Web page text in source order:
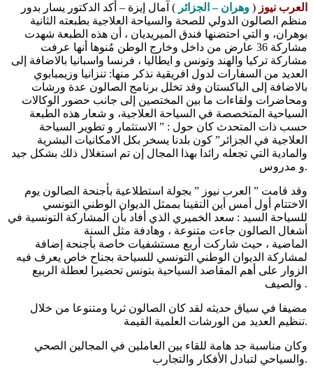
العرب نيوز ( وهران – الجزائر ) آمال إيزة – أكد الدكتور يسار بدور
منظم الصالون الدولي للصحة والسياحة العلاجية بطبعته الثانية
بوهران، و التي احتضنها فندق الميريديان ، أن هذه الطبعة شهدت
مشاركة 36 عارض من داخل وخارج الوطن مُنوها أنها عرفت
مشاركة تركيا والهند وتونس و ايطاليا ، فرنسا واسبانيا بالاضافة إلى
العديد من السفارات لدول افريقية نذكر منها: تنزانيا وزيمبابوي
بالاضافة إلى الباكستان وقد تخلل برنامج الصالون عدة ورشات
ومحاضرات ولقاءات ما بين المختصين إلى جانب حضور الوكالات
السياحية المتخصصة في السياحة العلاجية، و شعار هذه الطبعة
حسب ذات المتحدث كان حول : ” الاستثمار و تطوير السياحة
العلاجية في الجزائر” كون بلدنا يسخر بكل الامكانيات البشرية
والمادية التي تجعله رائدا بهذا المجال إن تم استغلال ذلك بشكل جيد
و مدروس.
وقد قامت ” العرب نيوز ” بجولة استطلاعية بأجنحة الصالون يوم
الاختتام أول أمس أين التقينا بممثل الديوان الوطني التونسي
للسياحة السيد : سعد الخميري الذي أفاد بأن المشاركة التونسية في
أشغال الصالون جاءت متنوعة ، وهادفة مثل السنة
الماضية ، حيث شاركت أربع مستشفيات خاصة بأجنحة إضافة
لمشاركة الديوان الوطني التونسي للسياحة بجناح خاص يعرف فيه
الزوار على أهم المقاصد السياحية بتونس تحضيرا لعطلة الربيع
والصيف .
مضيفا في سياق حديثه لقد كان الصالون ثريا ومتنوعا من خلال
تنظيم العديد من الورشات العلمية القيمة.
وكان مناسبة جد هامة للقاء بين العاملين في المجالين الصحي
والسياحي لتبادل الأفكار والتجارب.